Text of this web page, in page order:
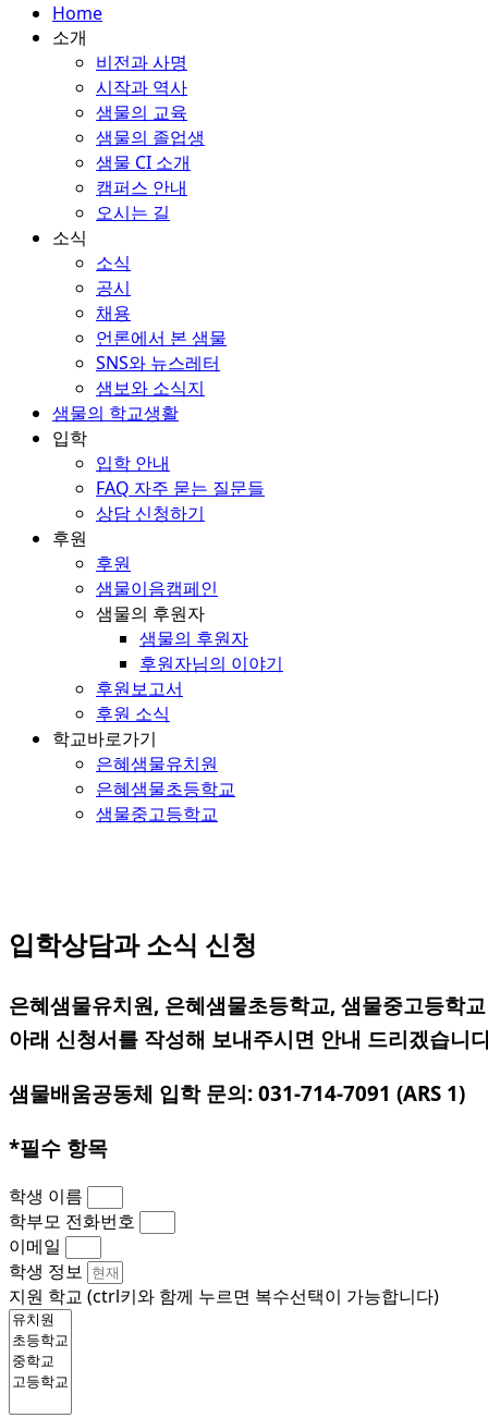
Home
소개
비전과 사명
시작과 역사
샘물의 교육
샘물의 졸업생
샘물 CI 소개
캠퍼스 안내
오시는 길
소식
소식
공시
채용
언론에서 본 샘물
SNS와 뉴스레터
샘보와 소식지
샘물의 학교생활
입학
입학 안내
FAQ 자주 묻는 질문들
상담 신청하기
후원
후원
샘물이음캠페인
샘물의 후원자
샘물의 후원자
후원자님의 이야기
후원보고서
후원 소식
학교바로가기
은혜샘물유치원
은혜샘물초등학교
샘물중고등학교
입학상담과 소식 신청
은혜샘물유치원, 은혜샘물초등학교, 샘물중고등학
아래 신청서를 작성해 보내주시면 안내 드리겠습니
샘물배움공동체 입학 문의: 031-714-7091 (ARS 1)
*필수 항목
학생 이름
학부모 전화번호
이메일
학생 정보
지원 학교 (ctrl키와 함께 누르면 복수선택이 가능합니다)